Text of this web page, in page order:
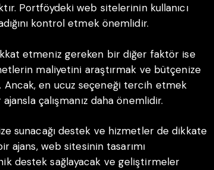
Portföydeki web sitelerinin kullanıcı
kontrol etmek önemlidir.
etmeniz gereken bir diğer faktör ise
maliyetini araştırmak ve bütçenize
en ucuz seçeneği tercih etmek
çalışmanız daha önemlidir.
sunacağı destek ve hizmetler de dikkate
ajans, web sitesinin tasarımı
destek sağlayacak ve geliştirmeler